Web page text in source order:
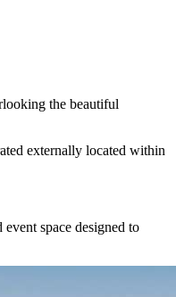
the beautiful
externally located within
space designed to